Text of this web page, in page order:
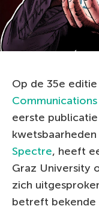
Op de 35e
eerste
Spectre, heeft
Graz University
zich
betreft bekende